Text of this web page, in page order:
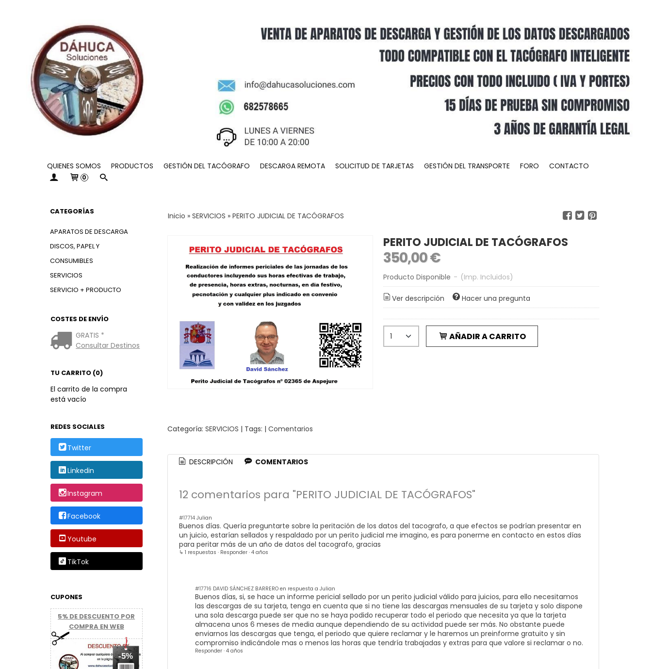
QUIENES SOMOS PRODUCTOS GESTIÓN DEL TACÓGRAFO DESCARGA REMOTA SOLICITUD DE TARJETAS GESTIÓN DEL TRANSPORTE FORO CONTACTO
0
CATEGORÍAS
APARATOS DE DESCARGA
DISCOS, PAPEL Y
CONSUMIBLES
SERVICIOS
SERVICIO + PRODUCTO
COSTES DE ENVÍO
GRATIS *
Consultar Destinos
TU CARRITO (0)
El carrito de la compra
está vacío
REDES SOCIALES
Twitter
Linkedin
Instagram
Facebook
Youtube
TikTok
CUPONES
5% DE DESCUENTO POR
COMPRA EN WEB
-5%
Inicio » SERVICIOS » PERITO JUDICIAL DE TACÓGRAFOS
PERITO JUDICIAL DE TACÓGRAFOS
350,00 €
Producto Disponible - (Imp. Incluidos)
Ver descripción Hacer una pregunta
AÑADIR A CARRITO
Categoría: SERVICIOS | Tags: | Comentarios
DESCRIPCIÓN COMENTARIOS
12 comentarios para "PERITO JUDICIAL DE TACÓGRAFOS"
#17714 Julian
Buenos días. Quería preguntarte sobre la peritación de los datos del tacografo, a que efectos se podrían presentar en
un juicio, estarían sellados y respaldado por un perito judicial me imagino, es para ponerme en contacto en estos días
para peritar más de un año de datos del tacografo, gracias
↳ 1 respuestas · Responder ·4 años
#17716 DAVID SÁNCHEZ BARRERO en respuesta a Julian
Buenos días, si, se hace un informe pericial sellado por un perito judicial válido para juicios, para ello necesitamos
las descargas de su tarjeta, tenga en cuenta que si no tiene las descargas mensuales de su tarjeta y solo dispone
una sola descarga puede ser que no se haya podido recuperar todo el periodo que necesita ya que la tarjeta
almacena unos 6 meses de media aunque dependiendo de su actividad puede ser más. No obstante puede
enviarnos las descargas que tenga, el periodo que quiere reclamar y le haremos un preinforme gratuito y sin
compromiso indicándole mas o menos las horas que tendría trabajadas y extras para que valore si reclamar o no.
Responder ·4 años